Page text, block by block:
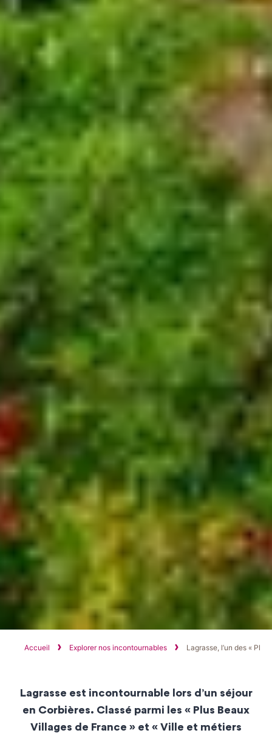
Accueil Explorer nos incontournables Lagrasse, l’un des «
Lagrasse est incontournable lors d’un séjour
en Corbières. Classé parmi les « Plus Beaux
Villages de France » et « Ville et métiers